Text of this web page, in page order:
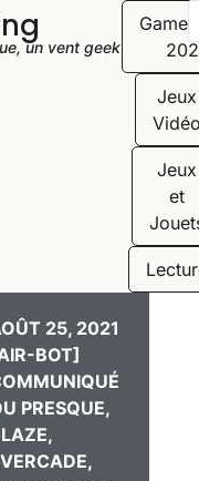
un vent geek"
Jeux
Jeux
et
25, 2021
BOT]
PRESQUE,
,
,